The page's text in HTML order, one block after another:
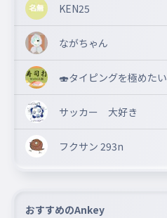
KEN25
ながちゃん
🍣タイピングを極めたい
サッカー 大好き
フクサン 293n
おすすめのAnkey